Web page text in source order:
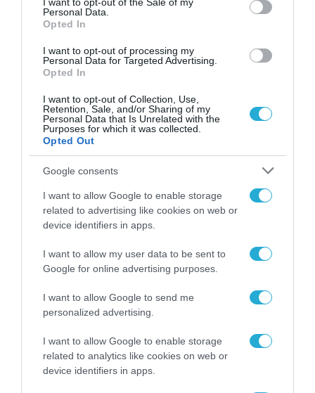
Personal Data.
Opted In
I want to opt-out of processing my
Personal Data for Targeted Advertising.
Opted In
I want to opt-out of Collection, Use,
Retention, Sale, and/or Sharing of my
Personal Data that Is Unrelated with the
Purposes for which it was collected.
Opted Out
Google consents
I want to allow Google to enable storage
related to advertising like cookies on web or
device identifiers in apps.
I want to allow my user data to be sent to
Google for online advertising purposes.
I want to allow Google to send me
personalized advertising.
I want to allow Google to enable storage
related to analytics like cookies on web or
device identifiers in apps.
Η πιο ταξιδιάρικη
καλοκαιριού έχει την
υπογραφή της Xiaomi
31.07.2026
ΟΛΗ Η ΡΟΗ ΕΙΔΗΣΕΩΝ
ΕΞΑΓΟΡΕΣ - ΣΥΓΧΩΝΕΥΣΕΙΣ